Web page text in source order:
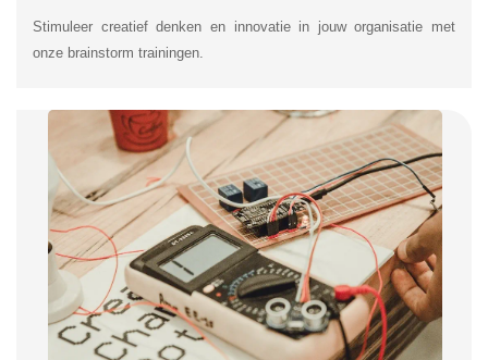
Stimuleer creatief denken en innovatie in jouw organisatie met
onze brainstorm trainingen.